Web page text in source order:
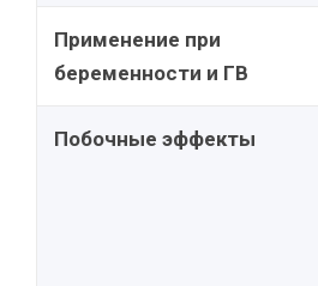
Применение при
беременности и ГВ
Побочные эффекты